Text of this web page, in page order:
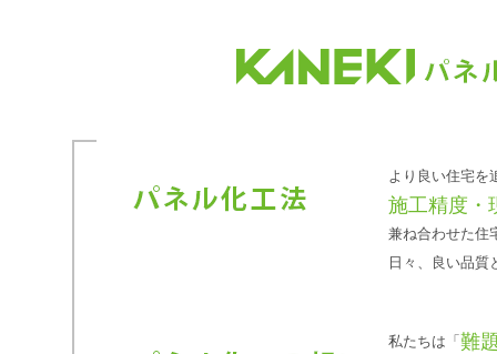
より良い住宅を
施工精度・
兼ね合わせた住
日々、良い品質
私たちは「 難